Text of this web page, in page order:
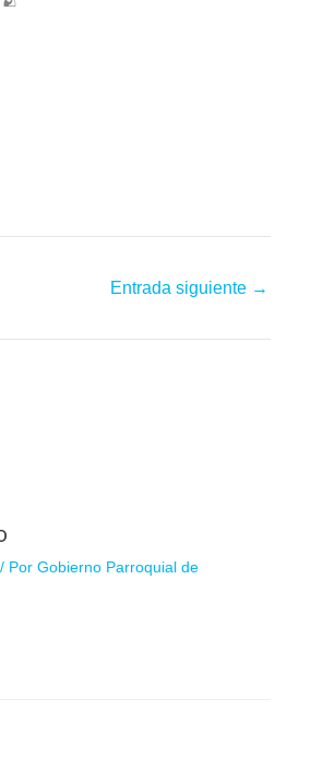
Entrada siguiente →
Por Gobierno Parroquial de